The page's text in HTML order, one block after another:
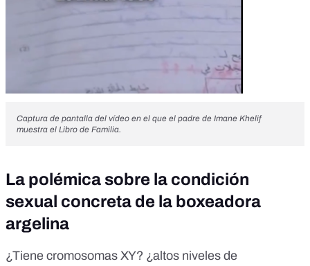
Captura de pantalla del vídeo en el que el padre de Imane Khelif
muestra el Libro de Familia.
La polémica sobre la condición
sexual concreta de la boxeadora
argelina
¿Tiene cromosomas XY? ¿altos niveles de